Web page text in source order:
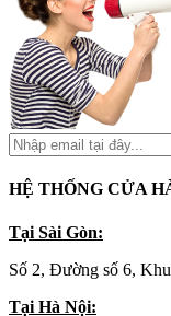
HỆ THỐNG CỬA
Tại Sài Gòn:
Số 2, Đường số 6,
Tại Hà Nội: